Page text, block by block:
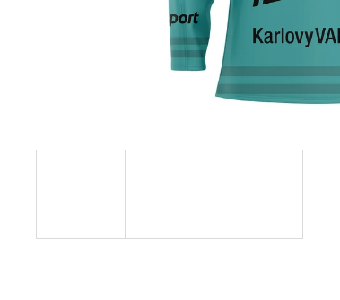
PLAYOFF-T-SHIRT-HALBFINALE
Ursprünglich:€6,18